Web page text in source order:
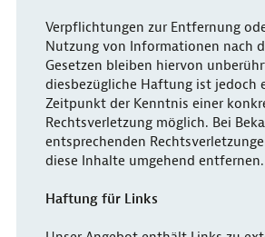
Verpflichtungen zur Entfernung
Nutzung von Informationen nach
Gesetzen bleiben hiervon
diesbezügliche Haftung ist jedoch
Zeitpunkt der Kenntnis einer
Rechtsverletzung möglich. Bei
entsprechenden
diese Inhalte umgehend entfernen.
Haftung für Links